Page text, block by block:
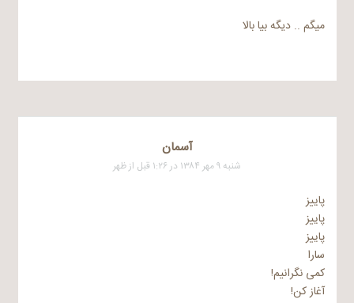
میگم .. دیگه بیا بالا
آسمان
شنبه ۹ مهر ۱۳۸۴ در ۱:۲۶ قبل از ظهر
پاییز
پاییز
پاییز
سارا
کمی نگرانیم!
آغاز کن!